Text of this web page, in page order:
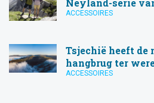
ACCESSOIRES
Tsjechië heeft de
hangbrug ter
ACCESSOIRES